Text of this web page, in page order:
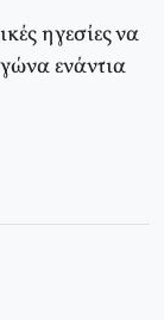
ηγεσίες να
ενάντια
και Δράσης στην